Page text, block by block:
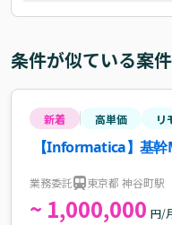
条件が似ている案件
新着 高単価 リ
【Informatica】基
業務委託 東京都 神谷町駅
~ 1,000,000 円/